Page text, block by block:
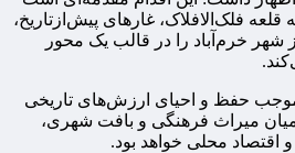
فلک‌الافلاک، غارهای پیش‌ازتاریخ،
خرم‌آباد را در قالب یک محور
موجب حفظ و احیای ارزش‌های تاریخی
میان میراث فرهنگی و بافت شهری،
محلی خواهد بود.